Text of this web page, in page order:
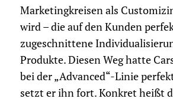
Marketingkreisen als
wird – die auf den Kunden
zugeschnittene
Produkte. Diesen Weg hatte
bei der „Advanced“-Linie
setzt er ihn fort. Konkret heißt